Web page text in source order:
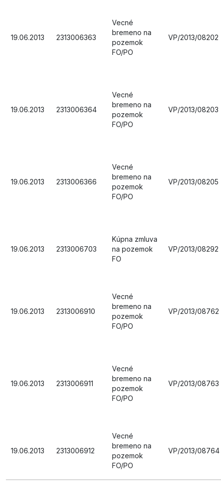
19.06.2013 2313006363
Vecné
bremeno na
pozemok
FO/PO
VP/2013/08202
19.06.2013 2313006364
Vecné
bremeno na
pozemok
FO/PO
VP/2013/08203
19.06.2013 2313006366
Vecné
bremeno na
pozemok
FO/PO
VP/2013/08205
19.06.2013 2313006703
Kúpna zmluva
na pozemok
FO
VP/2013/08292
19.06.2013 2313006910
Vecné
bremeno na
pozemok
FO/PO
VP/2013/08762
19.06.2013 2313006911
Vecné
bremeno na
pozemok
FO/PO
VP/2013/08763
19.06.2013 2313006912
Vecné
bremeno na
pozemok
FO/PO
VP/2013/08764